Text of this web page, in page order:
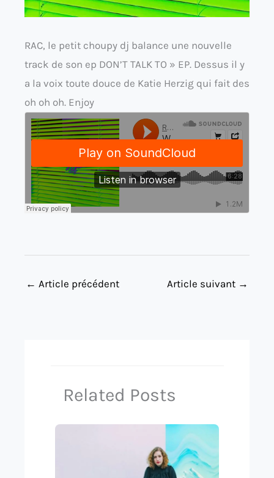
RAC, le petit choupy dj balance une nouvelle
track de son ep DON’T TALK TO » EP. Dessus il y
a la voix toute douce de Katie Herzig qui fait des
oh oh oh. Enjoy
← Article précédent Article suivant →
Related Posts